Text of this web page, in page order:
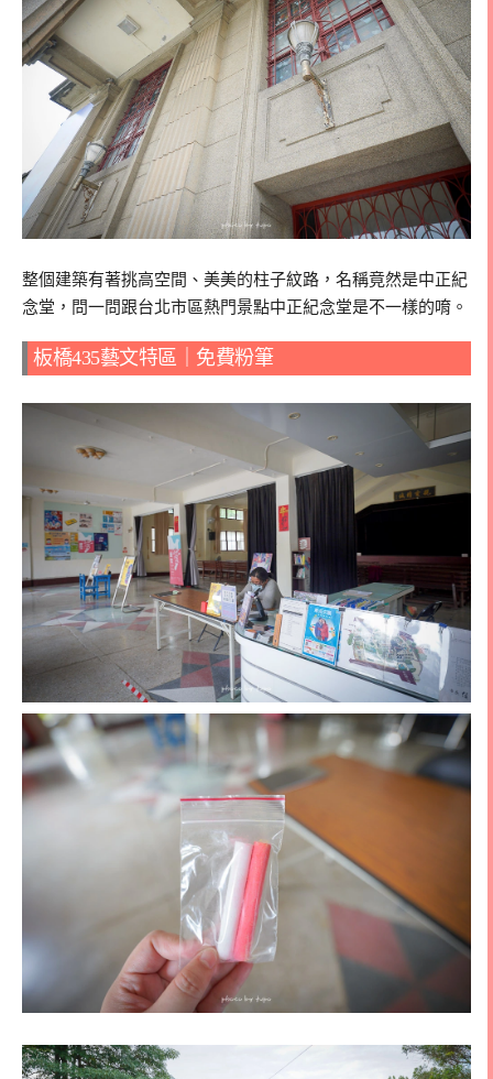
整個建築有著挑高空間、美美的柱子紋路，名稱竟然是中正紀
念堂，問一問跟台北市區熱門景點中正紀念堂是不一樣的唷。
板橋435藝文特區｜免費粉筆